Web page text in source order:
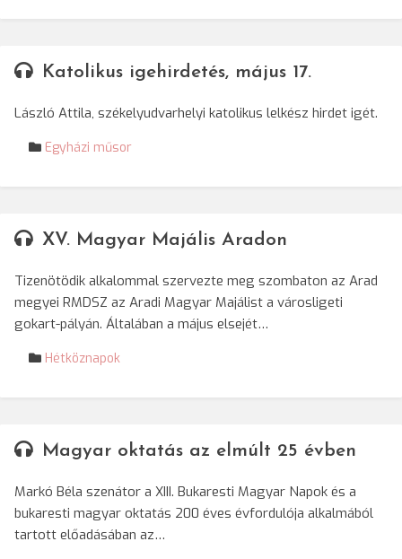
Katolikus igehirdetés, május 17.
László Attila, székelyudvarhelyi katolikus lelkész hirdet igét.
Egyházi műsor
XV. Magyar Majális Aradon
Tizenötödik alkalommal szervezte meg szombaton az Arad
megyei RMDSZ az Aradi Magyar Majálist a városligeti
gokart-pályán. Általában a május elsejét…
Hétköznapok
Magyar oktatás az elmúlt 25 évben
Markó Béla szenátor a XIII. Bukaresti Magyar Napok és a
bukaresti magyar oktatás 200 éves évfordulója alkalmából
tartott előadásában az…